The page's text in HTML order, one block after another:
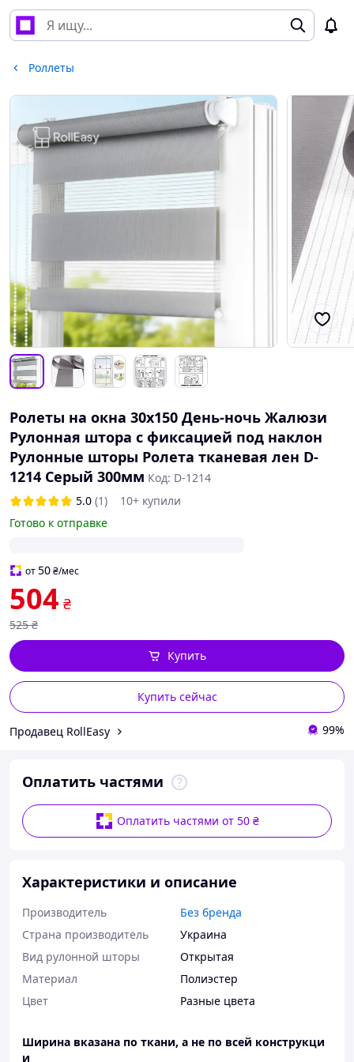
Роллеты
Ролеты на окна 30х150 День-ночь Жалюзи
Рулонная штора с фиксацией под наклон
Рулонные шторы Ролета тканевая лен D-
1214 Серый 300мм Код: D-1214
5.0 (1)
10+ купили
Готово к отправке
от50₴/мес
504 ₴
525 ₴
Купить сейчас
Купить
Продавец RollEasy 99%
Оплатить частями
Оплатить частями от 50 ₴
Характеристики и описание
Производитель
Без бренда
Страна производитель
Украина
Вид рулонной шторы
Открытая
Материал
Полиэстер
Цвет
Разные цвета
Ширина вказана по ткани, а не по всей конструкци
и